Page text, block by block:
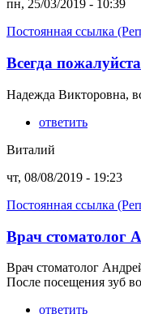
пн, 25/03/2019 - 10:39
Постоянная ссылка
Всегда
Надежда Викторовна,
ответить
Виталий
чт, 08/08/2019 - 19:23
Постоянная ссылка
Врач стоматолог
Врач стоматолог
После посещения зуб
ответить